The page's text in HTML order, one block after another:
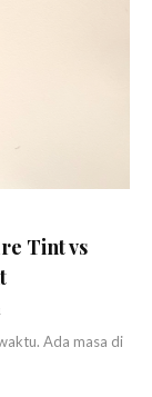
Tint vs
Ada masa di